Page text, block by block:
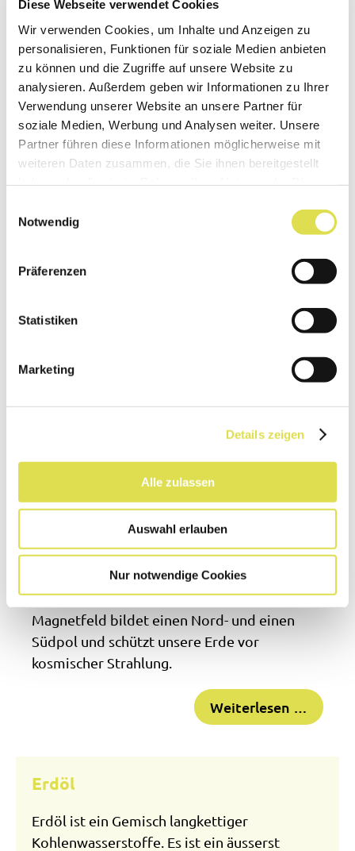
Diese Webseite verwendet Cookies
Wir verwenden Cookies, um Inhalte und Anzeigen zu
personalisieren, Funktionen für soziale Medien anbieten
zu können und die Zugriffe auf unsere Website zu
analysieren. Außerdem geben wir Informationen zu Ihrer
Verwendung unserer Website an unsere Partner für
soziale Medien, Werbung und Analysen weiter. Unsere
Partner führen diese Informationen möglicherweise mit
weiteren Daten zusammen, die Sie ihnen bereitgestellt
Notwendig
Präferenzen
Statistiken
Marketing
Details zeigen
Alle zulassen
Auswahl erlauben
Nur notwendige Cookies
„Zentrum“) Das Epizentrum eines Erdbebens
ist der Punkt auf der Erdoberfläche, der
senkrecht über dem Ausgangspunkt des
Bebens liegt.
Erbkrankheit
Krankheit, die eine genetische Ursache (z.B.
gehäuft in einer Familie vorkommt.
stellt eine gerade Verbindung zwischen
Unsere Erde ist von einem Magnetfeld
umgeben, das vom flüssigen und
metallhaltigen Erdkern erzeugt wird. Das
Magnetfeld bildet einen Nord- und einen
Südpol und schützt unsere Erde vor
kosmischer Strahlung.
Weiterlesen …
Erdöl
Erdöl ist ein Gemisch langkettiger
Kohlenwasserstoffe. Es ist ein äusserst